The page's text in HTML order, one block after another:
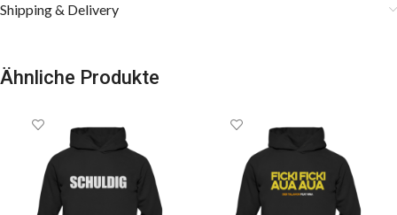
Shipping & Delivery
Ähnliche Produkte